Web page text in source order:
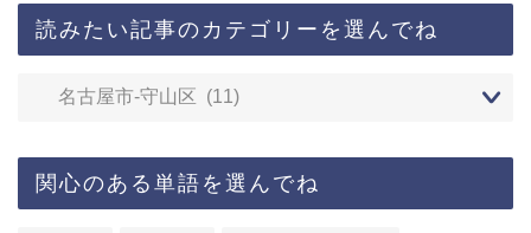
読みたい記事のカテゴリーを選んでね
関心のある単語を選んでね